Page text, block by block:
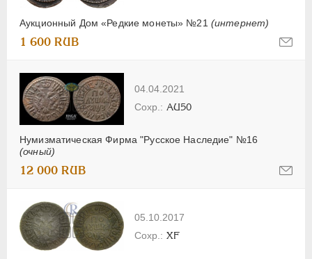
Аукционный Дом «Редкие монеты» №21 (интернет)
1 600 RUB
04.04.2021
Нумизматическая Фирма "Русское Наследие" №16
(очный)
AU50
12 000 RUB
05.10.2017
XF